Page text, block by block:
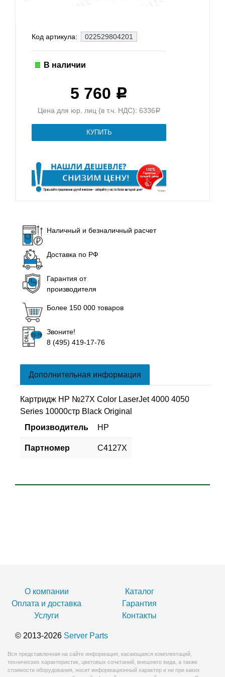
Код артикула: 022529804201
В наличии
5 760 Р
Цена для юр. лиц (в т.ч. НДС): 6336 Р
Наличный и безналичный расчет
Доставка по РФ
Гарантия от
производителя
Более 150 000 товаров
Звоните!
8 (495) 419-17-76
Дополнительная информация
Картридж HP №27X Color LaserJet 4000 4050
Series 10000стр Black Original
Производитель
HP
Партномер C4127X
О компании
Каталог
Оплата и доставка
Гарантия
Услуги
Контакты
© 2013-2026 Server Parts
Вся представленная на сайте информация, касающаяся комплектаций,
технических характеристик, цветовых сочетаний, внешнего вида, а также
стоимости оборудования, носит информационный характер и ни при каких